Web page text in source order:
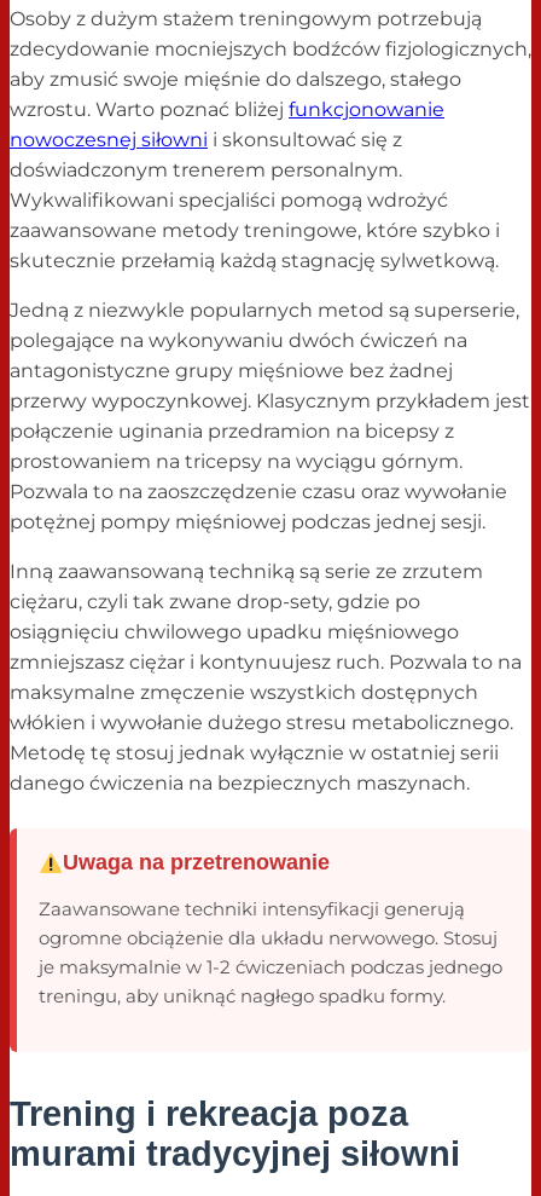
Osoby z dużym stażem treningowym potrzebują
zdecydowanie mocniejszych bodźców fizjologicznych,
aby zmusić swoje mięśnie do dalszego, stałego
wzrostu. Warto poznać bliżej funkcjonowanie
nowoczesnej siłowni i skonsultować się z
doświadczonym trenerem personalnym.
Wykwalifikowani specjaliści pomogą wdrożyć
zaawansowane metody treningowe, które szybko i
skutecznie przełamią każdą stagnację sylwetkową.
Jedną z niezwykle popularnych metod są superserie,
polegające na wykonywaniu dwóch ćwiczeń na
antagonistyczne grupy mięśniowe bez żadnej
przerwy wypoczynkowej. Klasycznym przykładem jest
połączenie uginania przedramion na bicepsy z
prostowaniem na tricepsy na wyciągu górnym.
Pozwala to na zaoszczędzenie czasu oraz wywołanie
potężnej pompy mięśniowej podczas jednej sesji.
Inną zaawansowaną techniką są serie ze zrzutem
ciężaru, czyli tak zwane drop-sety, gdzie po
osiągnięciu chwilowego upadku mięśniowego
zmniejszasz ciężar i kontynuujesz ruch. Pozwala to na
maksymalne zmęczenie wszystkich dostępnych
włókien i wywołanie dużego stresu metabolicznego.
Metodę tę stosuj jednak wyłącznie w ostatniej serii
danego ćwiczenia na bezpiecznych maszynach.
Uwaga na przetrenowanie
Zaawansowane techniki intensyfikacji generują
ogromne obciążenie dla układu nerwowego. Stosuj
je maksymalnie w 1-2 ćwiczeniach podczas jednego
treningu, aby uniknąć nagłego spadku formy.
Trening i rekreacja poza
murami tradycyjnej siłowni